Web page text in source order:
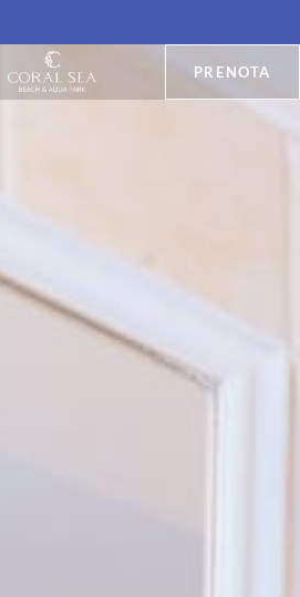
PRENOTA